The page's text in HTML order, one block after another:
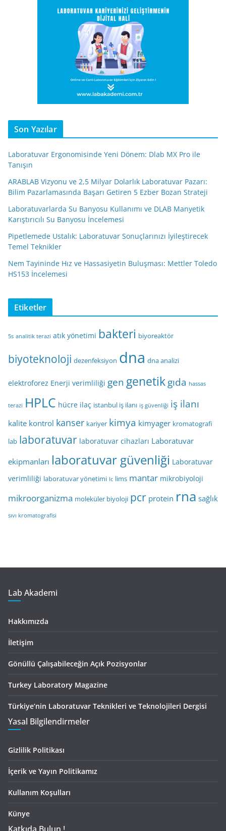
Son Yazılar
Laboratuvar Ergonomisinde Yeni Dönem: Dlab MX Pro ile
Tanışın
ARABLAB Vizyonu ve 2,5 Milyar Dolarlık Laboratuvar Pazarı:
Bilim Pazarlamasında Başarı Getiren 5 Ezber Bozan Strateji
Laboratuvarlarda Su Banyosu Kullanımı ve DLAB Manyetik
Karıştırıcılı Su Banyosu İncelemesi
Pipetlemede Ustalık: Laboratuvar Sonuçlarınızı İyileştirecek
Temel Teknikler
Nem Tayininde Hız ve Hassasiyetin Buluşması: Mettler Toledo
HS153 İncelemesi
Etiketler
5s analitik terazi atık yönetimi bakteri biyoreaktör
biyoteknoloji dezenfeksiyon dna dna analizi
elektroforez Enerji verimliliği gen genetikgıda hassas
terazi HPLC hücre ilaç istanbul iş ilanı iş güvenliği iş ilanı
kalite kontrol kanser kariyer kimya kimyager kromatografi
lab laboratuvar laboratuvar cihazları Laboratuvar
ekipmanları laboratuvar güvenliği Laboratuvar
verimliliği laboratuvar yönetimi lc lims mantar mikrobiyoloji
mikroorganizma moleküler biyoloji pcr protein rna sağlık
sıvı kromatografisi
Lab Akademi
Hakkımızda
İletişim
Gönüllü Çalışabileceğin Açık Pozisyonlar
Turkey Laboratory Magazine
Türkiye’nin Laboratuvar Teknikleri ve Teknolojileri Dergisi
Yasal Bilgilendirmeler
Gizlilik Politikası
İçerik ve Yayın Politikamız
Kullanım Koşulları
Künye